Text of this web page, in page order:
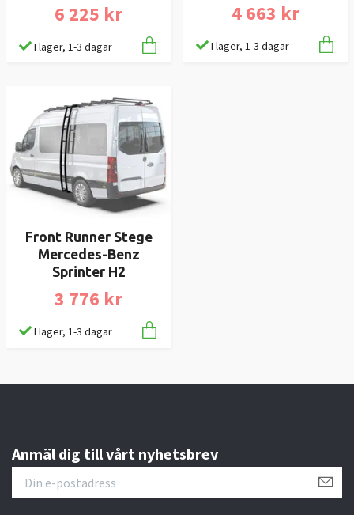
6 225 kr
I lager, 1-3 dagar
4 663 kr
I lager, 1-3 dagar
Front Runner Stege
Mercedes-Benz
Sprinter H2
3 776 kr
I lager, 1-3 dagar
Anmäl dig till vårt nyhetsbrev